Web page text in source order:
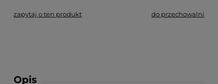
zapytaj o ten produkt do przechowalni
Opis